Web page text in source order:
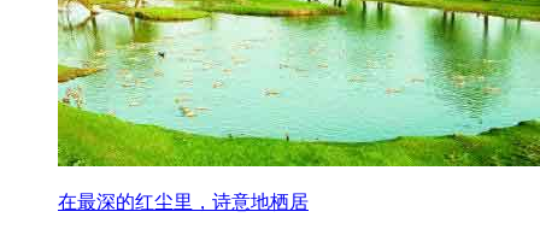
在最深的红尘里，诗意地栖居